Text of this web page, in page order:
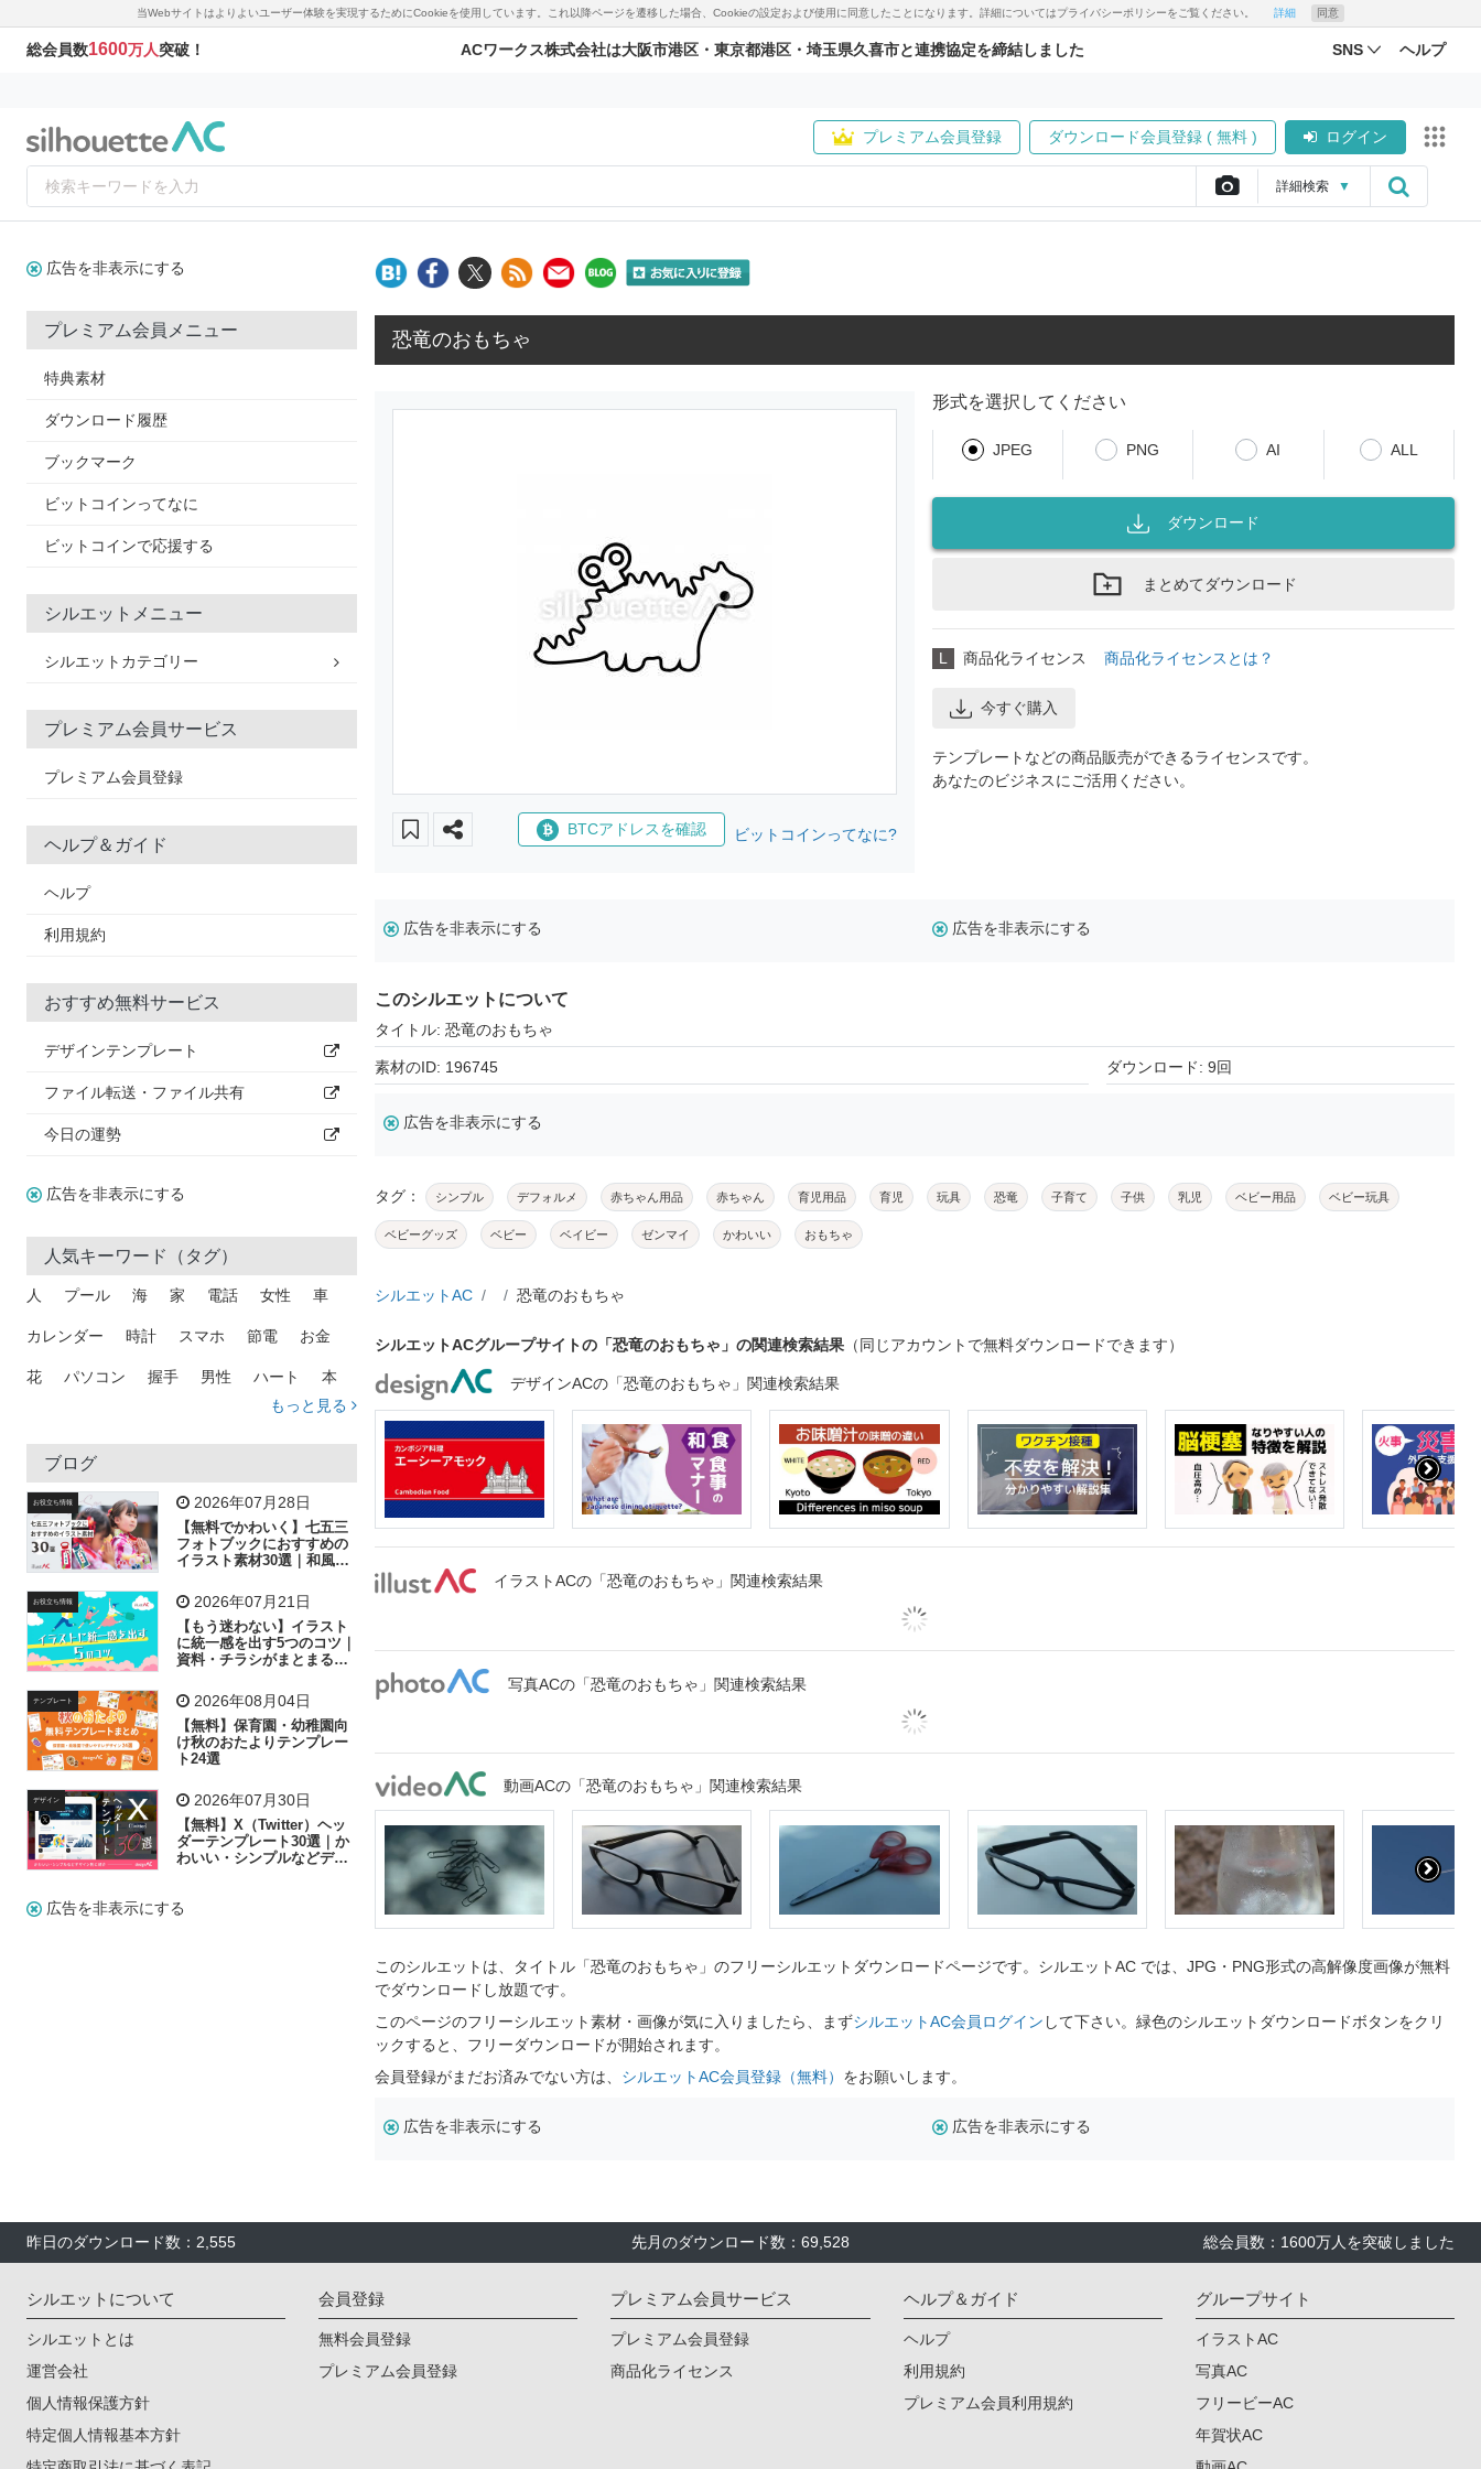
当Webサイトはよりよいユーザー体験を実現するためにCookieを使用しています。これ以降ページを遷移した場合、Cookieの設定および使用に同意したことになります。詳細についてはプライバシーポリシーをご覧ください。 詳細 同意
総会員数1600万人突破！ ACワークス株式会社は大阪市港区・東京都港区・埼玉県久喜市と連携協定を締結しました SNS ヘルプ
プレミアム会員登録 ダウンロード会員登録 ( 無料 ) ログイン
詳細検索 ▼
広告を非表示にする
プレミアム会員メニュー
特典素材
ダウンロード履歴
ブックマーク
ビットコインってなに
ビットコインで応援する
シルエットメニュー
シルエットカテゴリー
プレミアム会員サービス
プレミアム会員登録
ヘルプ＆ガイド
ヘルプ
利用規約
おすすめ無料サービス
デザインテンプレート
ファイル転送・ファイル共有
今日の運勢
広告を非表示にする
人気キーワード（タグ）
人 プール 海 家 電話 女性 車
カレンダー 時計 スマホ 節電 お金
花 パソコン 握手 男性 ハート 本
トラック 木
吹き出し
飛行機 グラフ ビル 魚 家族 書類
歩く 工場 会社 太陽 キラキラ
子供 作業員 相談 ピクトグラム
もっと見る
ブログ
お役立ち情報 2026年07月28日
【無料でかわいく】七五三
フォトブックにおすすめの
イラスト素材30選｜和風の
お役立ち情報 2026年07月21日
【もう迷わない】イラスト
に統一感を出す5つのコツ｜
資料・チラシがまとまるフ
テンプレート 2026年08月04日
【無料】保育園・幼稚園向
け秋のおたよりテンプレー
ト24選
デザイン 2026年07月30日
【無料】X（Twitter）ヘッ
ダーテンプレート30選｜か
わいい・シンプルなどデザ
広告を非表示にする
恐竜のおもちゃ
BTCアドレスを確認 ビットコインってなに?
形式を選択してください
JPEG PNG AI ALL
ダウンロード
まとめてダウンロード
L 商品化ライセンス 商品化ライセンスとは？
今すぐ購入
テンプレートなどの商品販売ができるライセンスです。
あなたのビジネスにご活用ください。
広告を非表示にする 広告を非表示にする
このシルエットについて
タイトル: 恐竜のおもちゃ
素材のID: 196745 ダウンロード: 9回
広告を非表示にする
タグ： シンプル デフォルメ 赤ちゃん用品 赤ちゃん 育児用品 育児 玩具 恐竜 子育て 子供 乳児 ベビー用品 ベビー玩具
ベビーグッズ ベビー ベイビー ゼンマイ かわいい おもちゃ
シルエットAC 恐竜のおもちゃ
シルエットACグループサイトの「恐竜のおもちゃ」の関連検索結果 （同じアカウントで無料ダウンロードできます）
デザインACの「恐竜のおもちゃ」関連検索結果
イラストACの「恐竜のおもちゃ」関連検索結果
写真ACの「恐竜のおもちゃ」関連検索結果
動画ACの「恐竜のおもちゃ」関連検索結果
このシルエットは、タイトル「恐竜のおもちゃ」のフリーシルエットダウンロードページです。シルエットAC では、JPG・PNG形式の高解像度画像が無料
でダウンロードし放題です。
このページのフリーシルエット素材・画像が気に入りましたら、まずシルエットAC会員ログイン して下さい。緑色のシルエットダウンロードボタンをクリ
ックすると、フリーダウンロードが開始されます。
会員登録がまだお済みでない方は、 シルエットAC会員登録（無料） をお願いします。
広告を非表示にする 広告を非表示にする
昨日のダウンロード数：2,555 先月のダウンロード数：69,528 総会員数：1600万人を突破しました
シルエットについて
シルエットとは
運営会社
個人情報保護方針
特定個人情報基本方針
会員登録
無料会員登録
プレミアム会員登録
プレミアム会員サービス
プレミアム会員登録
商品化ライセンス
ヘルプ＆ガイド
ヘルプ
利用規約
プレミアム会員利用規約
グループサイト
イラストAC
写真AC
フリービーAC
年賀状AC